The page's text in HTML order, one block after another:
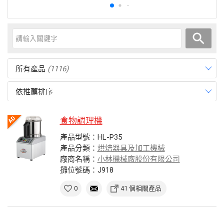
所有產品 (1116)
依推薦排序
食物調理機
產品型號：HL-P35
產品分類： 烘焙器具及加工機械
廠商名稱： 小林機械廠股份有限公司
攤位號碼：J918
0 41 個相關產品